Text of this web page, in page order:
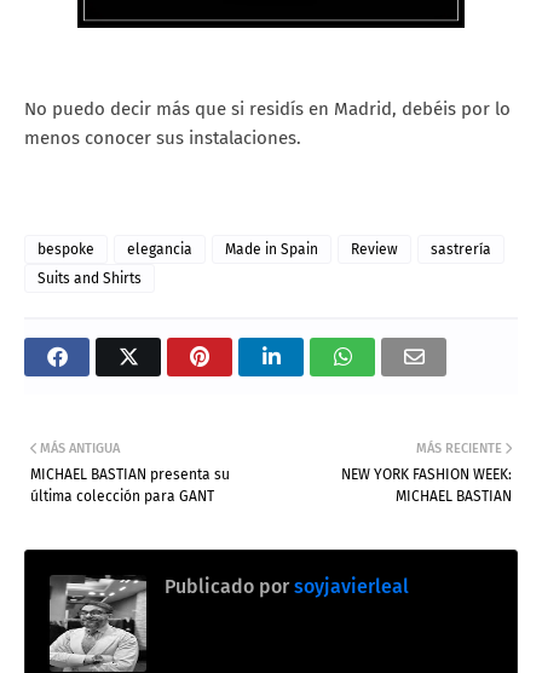
No puedo decir más que si residís en Madrid, debéis por lo
menos conocer sus instalaciones.
bespoke elegancia Made in Spain Review
sastrería
Suits and Shirts
MÁS RECIENTE
NEW YORK FASHION WEEK:
MICHAEL BASTIAN
MÁS ANTIGUA
MICHAEL BASTIAN presenta su
última colección para GANT
Publicado por soyjavierleal